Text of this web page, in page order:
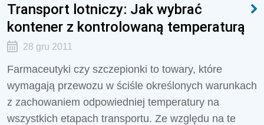
Transport lotniczy: Jak wybrać
kontener z kontrolowaną temperaturą
28 gru 2011
Farmaceutyki czy szczepionki to towary, które
wymagają przewozu w ściśle określonych warunkach
z zachowaniem odpowiedniej temperatury na
wszystkich etapach transportu. Ze względu na te